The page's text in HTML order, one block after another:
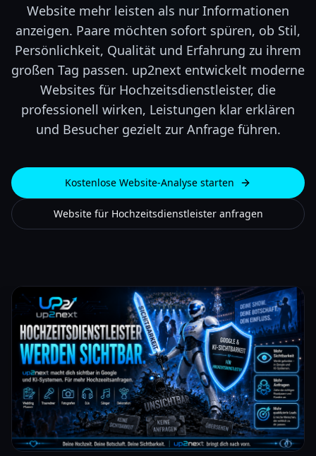
Website mehr leisten als nur Informationen
anzeigen. Paare möchten sofort spüren, ob Stil,
Persönlichkeit, Qualität und Erfahrung zu ihrem
großen Tag passen. up2next entwickelt moderne
Websites für Hochzeitsdienstleister, die
professionell wirken, Leistungen klar erklären
und Besucher gezielt zur Anfrage führen.
Kostenlose Website-Analyse starten
Website für Hochzeitsdienstleister anfragen